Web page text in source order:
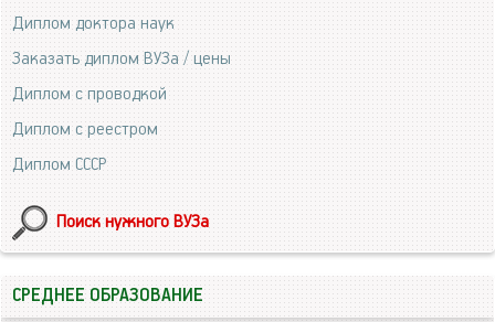
Диплом доктора наук
Заказать диплом ВУЗа / цены
Диплом с проводкой
Диплом с реестром
Диплом СССР
Поиск нужного ВУЗа
СРЕДНЕЕ ОБРАЗОВАНИЕ